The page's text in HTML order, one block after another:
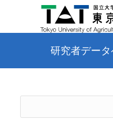
研究者データ